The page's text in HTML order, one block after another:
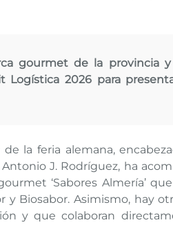
gourmet de la provincia y
2026 para
la feria alemana,
J. Rodríguez, ha
‘Sabores Almería’
y Biosabor. Asimismo, hay
y que colaboran